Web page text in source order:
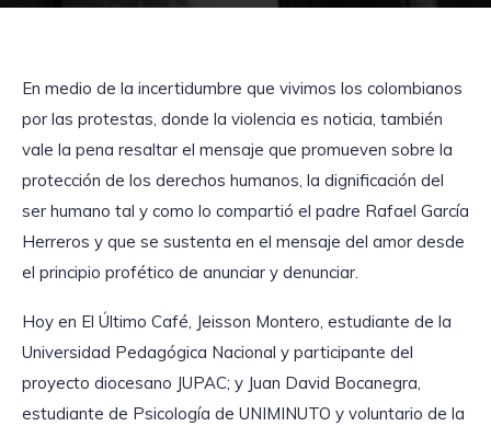
audio
En medio de la incertidumbre que vivimos los colombianos
por las protestas, donde la violencia es noticia, también
vale la pena resaltar el mensaje que promueven sobre la
protección de los derechos humanos, la dignificación del
ser humano tal y como lo compartió el padre Rafael García
Herreros y que se sustenta en el mensaje del amor desde
el principio profético de anunciar y denunciar.
Hoy en El Último Café, Jeisson Montero, estudiante de la
Universidad Pedagógica Nacional y participante del
proyecto diocesano JUPAC; y Juan David Bocanegra,
estudiante de Psicología de UNIMINUTO y voluntario de la